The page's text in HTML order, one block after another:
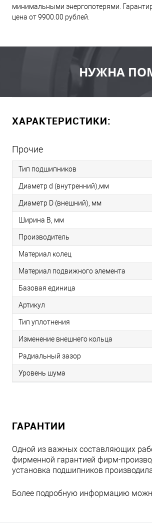
минимальными энергопотерями.
цена от 9900.00 рублей.
НУЖНА
ХАРАКТЕРИСТИКИ:
Прочие
Тип подшипников
Диаметр d (внутренний),мм
Диаметр D (внешний), мм
Ширина B, мм
Производитель
Материал колец
Материал подвижного элемента
Базовая единица
Артикул
Тип уплотнения
Изменение внешнего кольца
Радиальный зазор
Уровень шума
ГАРАНТИИ
Одной из важных составляющих
фирменной гарантией фирм-
установка подшипников
Более подробную информацию